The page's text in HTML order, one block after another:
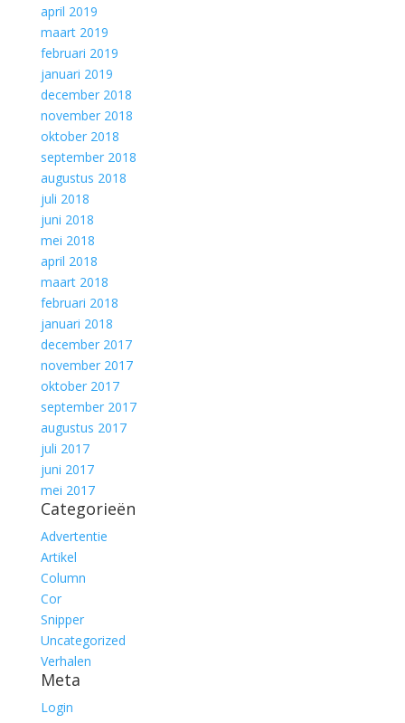
april 2019
maart 2019
februari 2019
januari 2019
december 2018
november 2018
oktober 2018
september 2018
augustus 2018
juli 2018
juni 2018
mei 2018
april 2018
maart 2018
februari 2018
januari 2018
december 2017
november 2017
oktober 2017
september 2017
augustus 2017
juli 2017
juni 2017
mei 2017
Categorieën
Advertentie
Artikel
Column
Cor
Snipper
Uncategorized
Verhalen
Meta
Login